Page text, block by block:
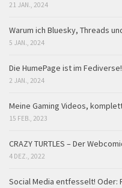
21 JAN., 2024
Warum ich Bluesky, Threads
5 JAN., 2024
Die HumePage ist im Fediverse!
2 JAN., 2024
Meine Gaming Videos,
15 FEB., 2023
CRAZY TURTLES – Der
4 DEZ., 2022
Social Media entfesselt! Oder: